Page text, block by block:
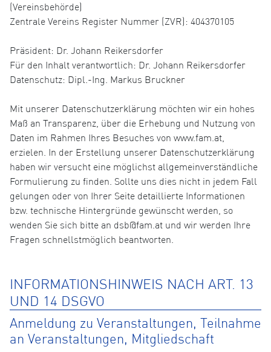
(Vereinsbehörde)
Zentrale Vereins Register Nummer (ZVR): 404370105
Präsident: Dr. Johann Reikersdorfer
Für den Inhalt verantwortlich: Dr. Johann Reikersdorfer
Datenschutz: Dipl.-Ing. Markus Bruckner
Mit unserer Datenschutzerklärung möchten wir ein hohes
Maß an Transparenz, über die Erhebung und Nutzung von
Daten im Rahmen Ihres Besuches von www.fam.at,
erzielen. In der Erstellung unserer Datenschutzerklärung
haben wir versucht eine möglichst allgemeinverständliche
Formulierung zu finden. Sollte uns dies nicht in jedem Fall
gelungen oder von Ihrer Seite detaillierte Informationen
bzw. technische Hintergründe gewünscht werden, so
wenden Sie sich bitte an dsb@fam.at und wir werden Ihre
Fragen schnellstmöglich beantworten.
INFORMATIONSHINWEIS NACH ART. 13
UND 14 DSGVO
Anmeldung zu Veranstaltungen, Teilnahme
an Veranstaltungen, Mitgliedschaft